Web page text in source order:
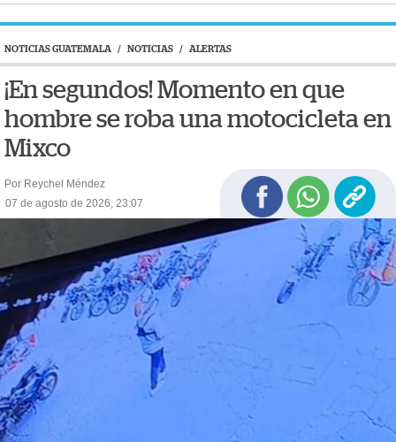
NOTICIAS GUATEMALA / NOTICIAS / ALERTAS
¡En segundos! Momento en que
hombre se roba una motocicleta en
Mixco
Por Reychel Méndez
07 de agosto de 2026, 23:07